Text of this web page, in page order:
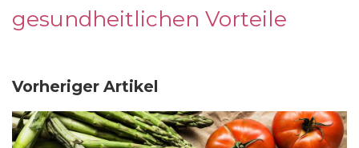
gesundheitlichen Vorteile
Vorheriger Artikel